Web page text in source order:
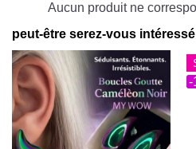
Aucun produit ne
peut-être serez-vous intéressé
-